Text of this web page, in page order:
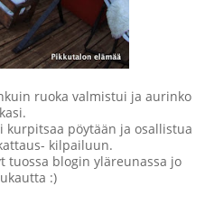
ruoka valmistui ja aurinko
pöytään ja osallistua
kilpailuun.
tuossa blogin yläreunassa jo
:)